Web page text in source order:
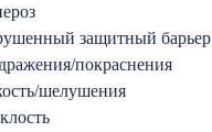
защитный барьер
покраснения
шелушения